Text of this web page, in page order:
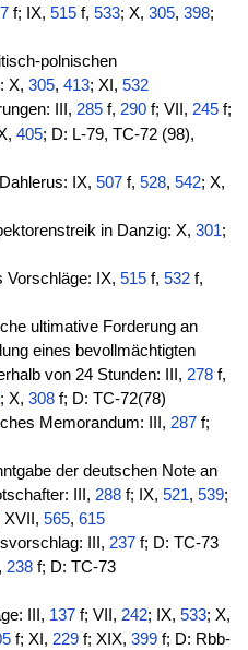
f; IX,515 f,533; X, 305,398;
polnischen
X, 305, 413; XI, 532
III,285 f,290 f; VII, 245 f;
405; D: L-79, TC-72 (98),
IX,507 f,528, 542; X,
in Danzig: X,301;
Vorschläge: IX,515 f, 532 f,
ultimative Forderung an
eines bevollmächtigten
von 24 Stunden: III, 278f,
; X, 308f; D: TC-72(78)
Memorandum: III, 287 f;
der deutschen Note an
III, 288f; IX, 521, 539;
XVII, 565, 615
III, 237f; D: TC-73
238 f; D: TC-73
III, 137 f; VII,242; IX,533; X,
f; XI, 229f; XIX, 399f; D: Rbb-